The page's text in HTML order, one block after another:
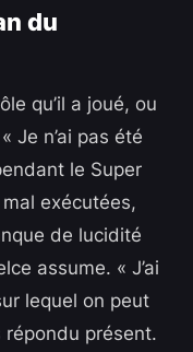
du
qu’il a joué, ou
Je n’ai pas été
le Super
exécutées,
de lucidité
assume. « J’ai
lequel on peut
répondu présent.